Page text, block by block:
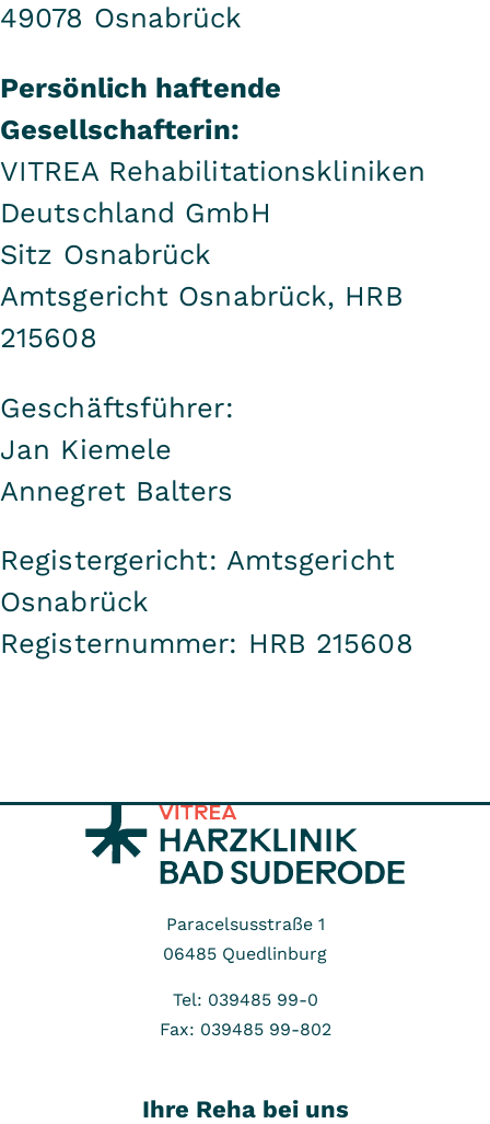
49078 Osnabrück
Persönlich haftende
Gesellschafterin:
VITREA Rehabilitationskliniken
Deutschland GmbH
Sitz Osnabrück
Amtsgericht Osnabrück, HRB
215608
Geschäftsführer:
Jan Kiemele
Annegret Balters
Registergericht: Amtsgericht
Osnabrück
Registernummer: HRB 215608
Paracelsusstraße 1
06485 Quedlinburg
Tel: 039485 99-0
Fax: 039485 99-802
Ihre Reha bei uns